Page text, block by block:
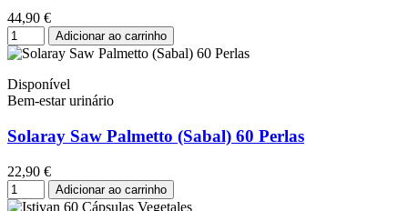
44,90 €
Adicionar ao carrinho
Disponível
Bem-estar urinário
Solaray Saw Palmetto (Sabal) 60 Perlas
22,90 €
Adicionar ao carrinho